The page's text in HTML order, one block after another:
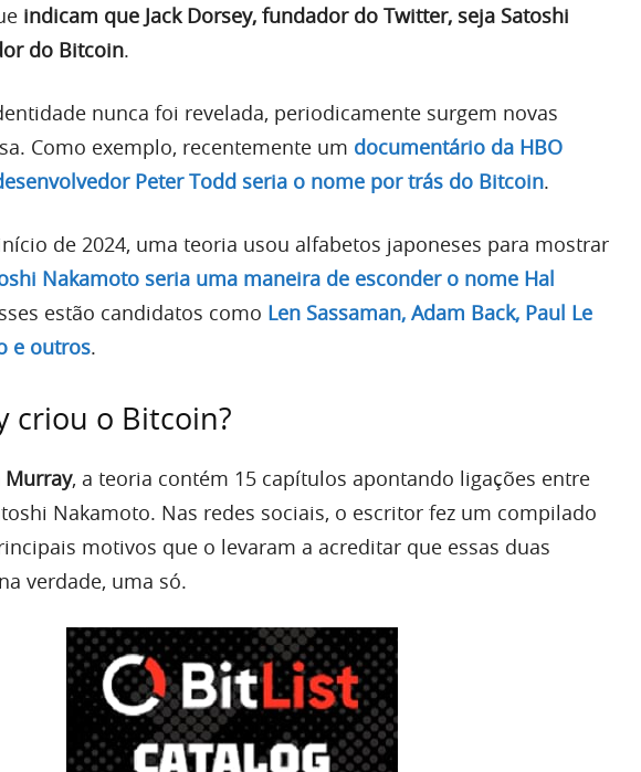
indicam que Jack Dorsey, fundador do Twitter, seja Satoshi
do Bitcoin.
nunca foi revelada, periodicamente surgem novas
Como exemplo, recentemente um documentário da HBO
Peter Todd seria o nome por trás do Bitcoin.
de 2024, uma teoria usou alfabetos japoneses para mostrar
Nakamoto seria uma maneira de esconder o nome Hal
estão candidatos como Len Sassaman, Adam Back, Paul Le
e outros.
criou o Bitcoin?
Murray, a teoria contém 15 capítulos apontando ligações entre
Nakamoto. Nas redes sociais, o escritor fez um compilado
motivos que o levaram a acreditar que essas duas
verdade, uma só.